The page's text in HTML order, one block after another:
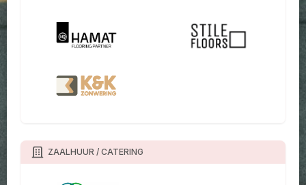
ZAALHUUR / CATERING